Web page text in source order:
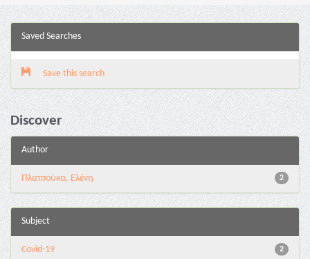
Saved Searches
Save this search
Discover
Author
2
Πλατσούκα, Ελένη
Subject
2
Covid-19